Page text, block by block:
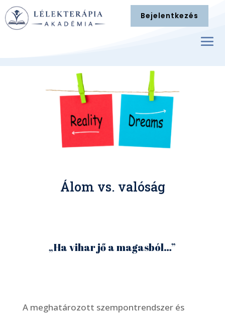
Bejelentkezés
Álom vs. valóság
„Ha vihar jő a magasból…”
A meghatározott szempontrendszer és